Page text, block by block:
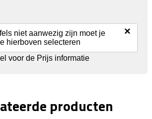
niet aanwezig zijn moet je
hierboven selecteren
×
voor de Prijs informatie
producten